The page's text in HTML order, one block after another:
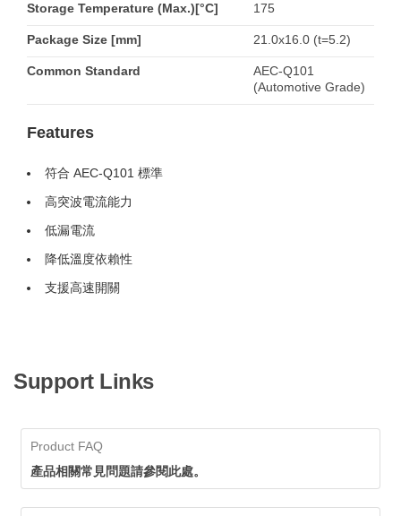
Storage Temperature (Max.)[°C] 175
Package Size [mm] 21.0x16.0 (t=5.2)
Common Standard
AEC-Q101
(Automotive Grade)
Features
符合 AEC-Q101 標準
高突波電流能力
低漏電流
降低溫度依賴性
支援高速開關
Support Links
Product FAQ
產品相關常見問題請參閱此處。